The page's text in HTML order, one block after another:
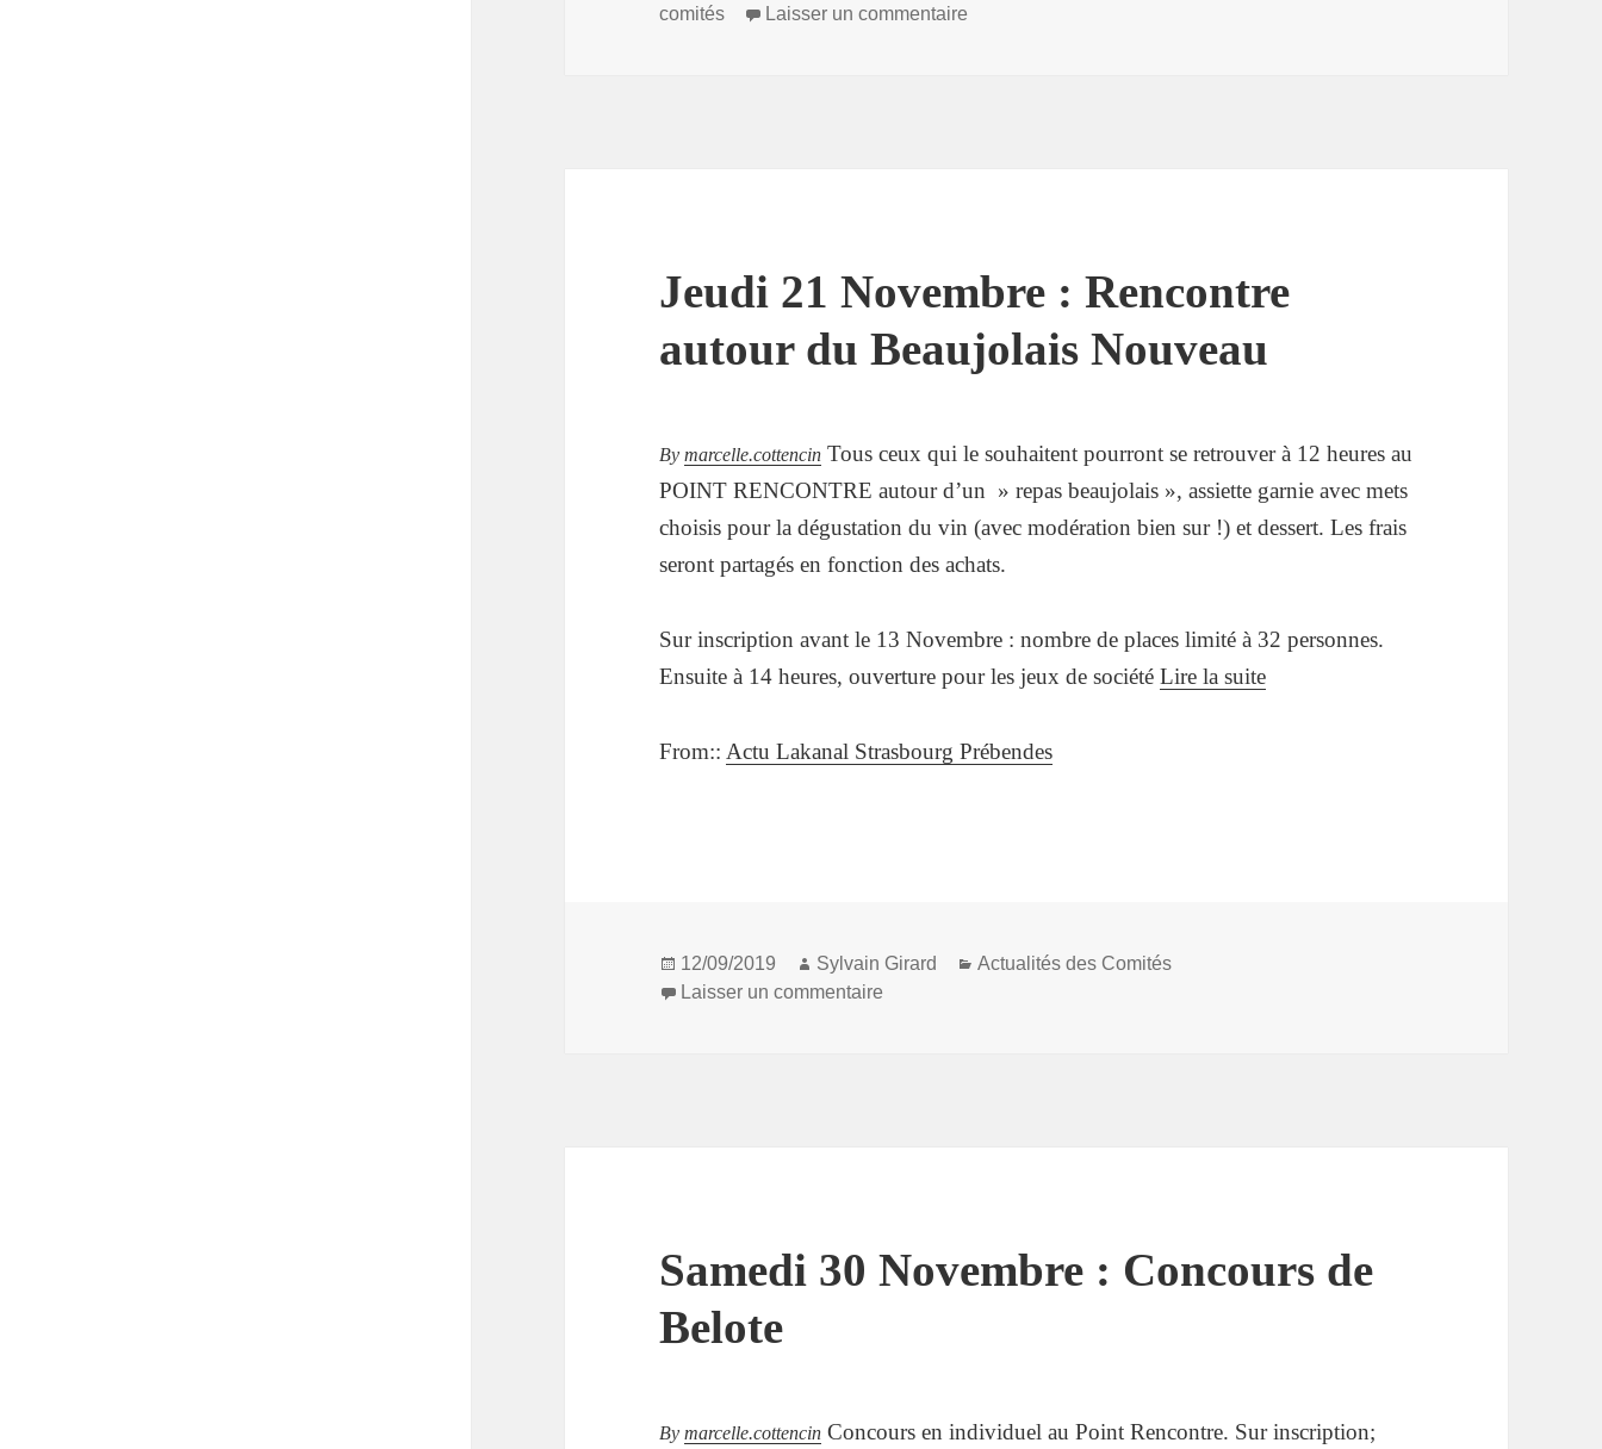
le
comités
Laisser un commentaire
Jeudi 21 Novembre : Rencontre
autour du Beaujolais Nouveau
Bymarcelle.cottencin Tous ceux qui le souhaitent pourront se retrouver à 12 heures au
POINT RENCONTRE autour d’un » repas beaujolais », assiette garnie avec mets
choisis pour la dégustation du vin (avec modération bien sur !) et dessert. Les frais
seront partagés en fonction des achats.
Sur inscription avant le 13 Novembre : nombre de places limité à 32 personnes.
Ensuite à 14 heures, ouverture pour les jeux de sociétéLire la suite
From::Actu Lakanal Strasbourg Prébendes
Publié
le
12/09/2019 Auteur
Sylvain Girard Catégories
Actualités des Comités
Laisser un commentaire
Samedi 30 Novembre : Concours de
Belote
Bymarcelle.cottencin Concours en individuel au Point Rencontre. Sur inscription;